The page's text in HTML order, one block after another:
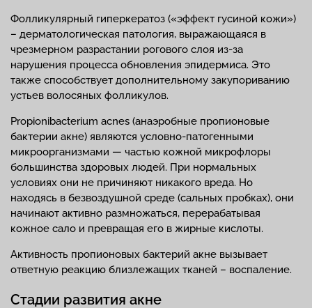
Фолликулярный гиперкератоз («эффект гусиной кожи»)
– дерматологическая патология, выражающаяся в
чрезмерном разрастании рогового слоя из-за
нарушения процесса обновления эпидермиса. Это
также способствует дополнительному закупориванию
устьев волосяных фолликулов.
Propionibacterium acnes (анаэробные пропионовые
бактерии акне) являются условно-патогенными
микроорганизмами — частью кожной микрофлоры
большинства здоровых людей. При нормальных
условиях они не причиняют никакого вреда. Но
находясь в безвоздушной среде (сальных пробках), они
начинают активно размножаться, перерабатывая
кожное сало и превращая его в жирные кислоты.
Активность пропионовых бактерий акне вызывает
ответную реакцию близлежащих тканей – воспаление.
Стадии развития акне